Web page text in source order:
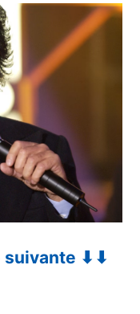
suivante ⬇⬇